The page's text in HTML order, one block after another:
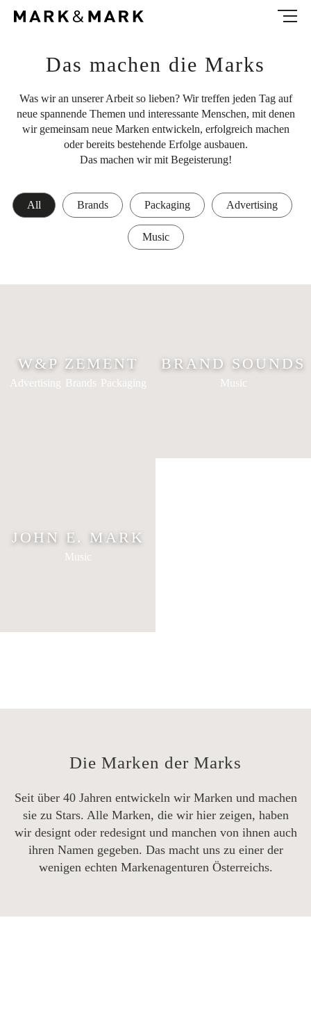
NEWS
CONTACT
EN
Das machen die Marks
Was wir an unserer Arbeit so lieben? Wir treffen jeden Tag auf
neue spannende Themen und interessante Menschen, mit denen
wir gemeinsam neue Marken entwickeln, erfolgreich machen
oder bereits bestehende Erfolge ausbauen.
Das machen wir mit Begeisterung!
All Brands Packaging Advertising
Music
W&P ZEMENT
Advertising Brands Packaging
BRAND SOUNDS
Music
JOHN E. MARK
Music
Die Marken der Marks
Seit über 40 Jahren entwickeln wir Marken und machen
sie zu Stars. Alle Marken, die wir hier zeigen, haben
wir designt oder redesignt und manchen von ihnen auch
ihren Namen gegeben. Das macht uns zu einer der
wenigen echten Markenagenturen Österreichs.